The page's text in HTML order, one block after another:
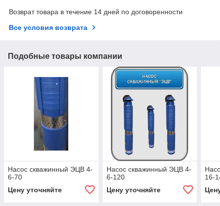
Возврат товара в течение 14 дней по договоренности
Все условия возврата
Подобные товары компании
Насос скважинный ЭЦВ 4-
6-70
Цену уточняйте
Насос скважинный ЭЦВ 4-
6-120
Цену уточняйте
16-